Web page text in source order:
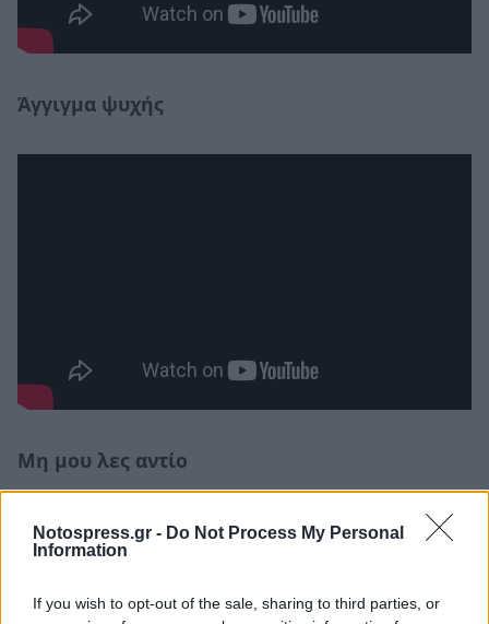
Notospress.gr - Do Not Process My Personal
Information
If you wish to opt-out of the sale, sharing to third parties, or
Άγγιγμα ψυχής
Μη μου λες αντίο